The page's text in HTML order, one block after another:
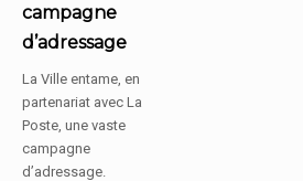
campagne
d’adressage
La Ville entame, en
partenariat avec La
Poste, une vaste
campagne
d’adressage.